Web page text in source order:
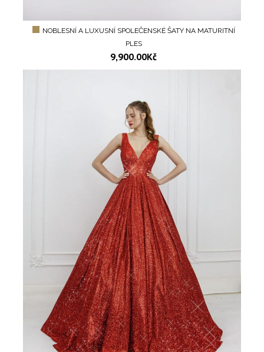
NOBLESNÍ A LUXUSNÍ SPOLEČENSKÉ ŠATY NA MATURITNÍ
PLES
9,900.00Kč